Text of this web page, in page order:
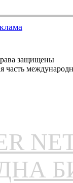
защищены
часть